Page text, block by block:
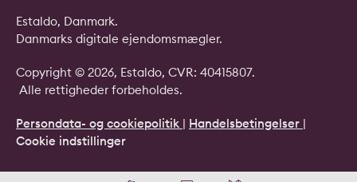
Copyright © 2026, Estaldo, CVR: 40415807.
Alle rettigheder forbeholdes.
Persondata- og cookiepolitik | Handelsbetingelser |
Cookie indstillinger
Estaldo, Danmark.
Danmarks digitale ejendomsmægler.